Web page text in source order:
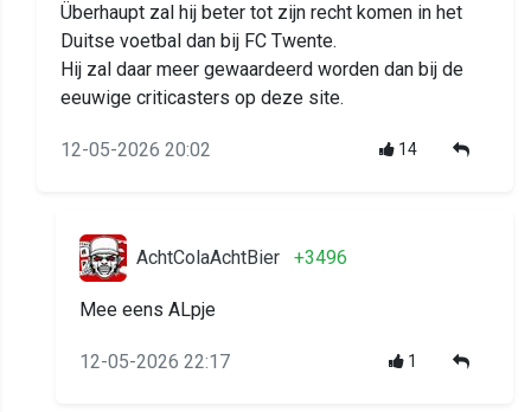
Überhaupt zal hij beter tot zijn recht komen in het
Duitse voetbal dan bij FC Twente.
Hij zal daar meer gewaardeerd worden dan bij de
eeuwige criticasters op deze site.
12-05-2026 20:02 14
AchtColaAchtBier +3496
Mee eens ALpje
12-05-2026 22:17 1